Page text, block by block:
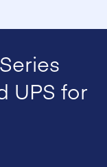
UPS for